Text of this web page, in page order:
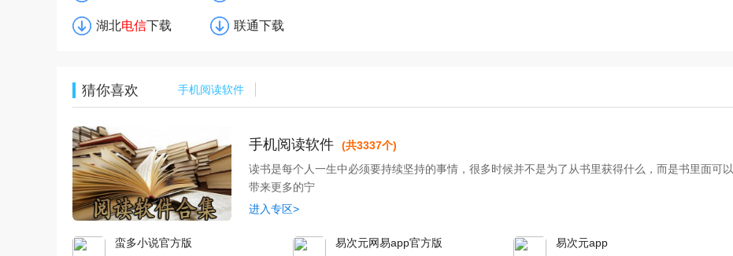
湖北电信下载 联通下载
猜你喜欢 手机阅读软件
手机阅读软件
(共3337个)
读书是每个人一生中必须要持续坚持的事情，很多时候并不是为了从书里获得什么，而是书里面可以
带来更多的宁
进入专区>
蛮多小说官方版 易次元网易app官方版 易次元app